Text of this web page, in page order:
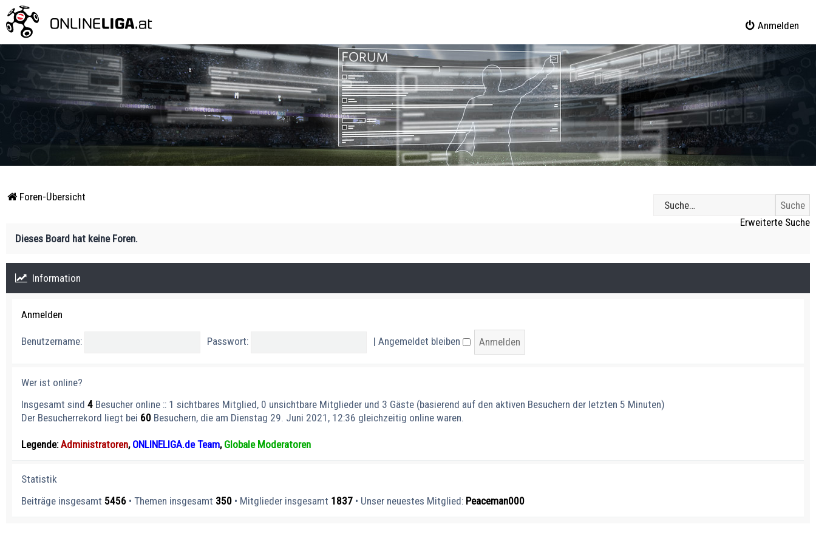
Anmelden
Foren-Übersicht
Erweiterte Suche
Dieses Board hat keine Foren.
Information
Anmelden
Benutzername: Passwort: | Angemeldet bleiben
Wer ist online?
Insgesamt sind 4 Besucher online :: 1 sichtbares Mitglied, 0 unsichtbare Mitglieder und 3 Gäste (basierend auf den aktiven Besuchern der letzten 5 Minuten)
Der Besucherrekord liegt bei 60 Besuchern, die am Dienstag 29. Juni 2021, 12:36 gleichzeitig online waren.
Legende:Administratoren, ONLINELIGA.de Team, Globale Moderatoren
Statistik
Beiträge insgesamt 5456 • Themen insgesamt 350 • Mitglieder insgesamt 1837 • Unser neuestes Mitglied: Peaceman000